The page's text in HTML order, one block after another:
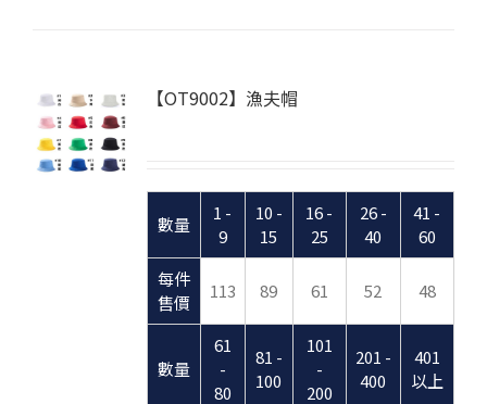
【OT9002】漁夫帽
數量
1 -
9
10 -
15
16 -
25
26 -
40
41 -
60
每件
售價
113 89 61 52 48
數量
61
-
80
81 -
100
101
-
200
201 -
400
401
以上